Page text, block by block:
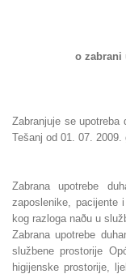
o zabrani
Zabranjuje se upotreba
Tešanj od 01. 07. 2009.
Zabrana upotrebe
zaposlenike,
kog razloga naðu u
Zabrana upotrebe
službene prostorije
higijenske prostorije,